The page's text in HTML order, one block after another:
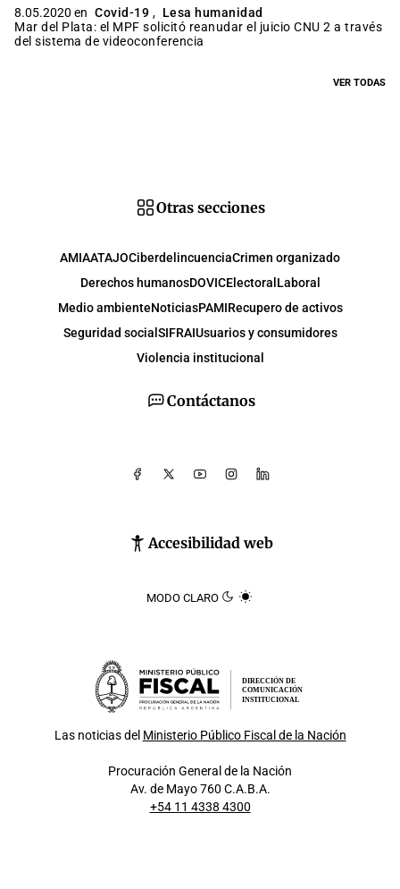
8.05.2020 en Covid-19 , Lesa humanidad
Mar del Plata: el MPF solicitó reanudar el juicio CNU 2 a través
del sistema de videoconferencia
VER TODAS
Contáctanos
Accesibilidad web
MODO CLARO
Otras secciones
AMIAATAJOCiberdelincuenciaCrimen organizado
Derechos humanosDOVICElectoral Laboral
Medio ambienteNoticiasPAMIRecupero de activos
Seguridad social SIFRAIUsuarios y consumidores
Violencia institucional
DIRECCIÓN DE
COMUNICACIÓN
INSTITUCIONAL
Las noticias del Ministerio Público Fiscal de la Nación
Procuración General de la Nación
Av. de Mayo 760 C.A.B.A.
+54 11 4338 4300